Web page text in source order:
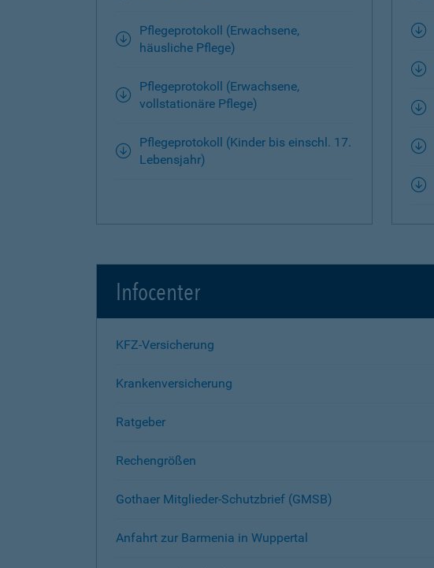
Pflegeprotokoll (Erwachsene,
häusliche Pflege)
Pflegeprotokoll (Erwachsene,
vollstationäre Pflege)
Pflegeprotokoll (Kinder bis einschl. 17.
Lebensjahr)
Infocenter
KFZ-Versicherung
Krankenversicherung
Ratgeber
Rechengrößen
Gothaer Mitglieder-Schutzbrief (GMSB)
Anfahrt zur Barmenia in Wuppertal